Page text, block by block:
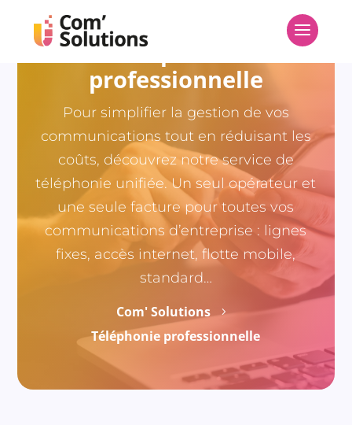
Contactez-nous
Téléphonie
professionnelle
Pour simplifier la gestion de vos
communications tout en réduisant les
coûts, découvrez notre service de
téléphonie unifiée. Un seul opérateur et
une seule facture pour toutes vos
communications d’entreprise : lignes
fixes, accès internet, flotte mobile,
standard…
Com' Solutions
5
Téléphonie professionnelle